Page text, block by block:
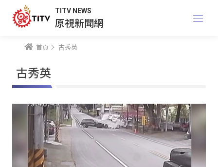
TITV NEWS
原視新聞網
首頁 古秀英
古秀英